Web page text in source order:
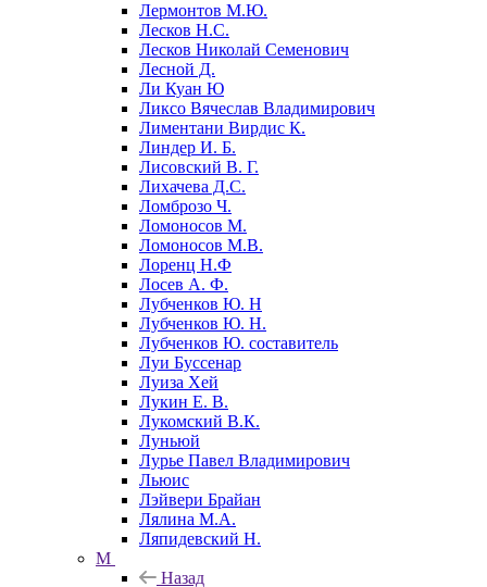
Лермонтов М.Ю.
Лесков Н.С.
Лесков Николай Семенович
Лесной Д.
Ли Куан Ю
Ликсо Вячеслав Владимирович
Лиментани Вирдис К.
Линдер И. Б.
Лисовский В. Г.
Лихачева Д.С.
Ломброзо Ч.
Ломоносов М.
Ломоносов М.В.
Лоренц Н.Ф
Лосев А. Ф.
Лубченков Ю. Н
Лубченков Ю. Н.
Лубченков Ю. составитель
Луи Буссенар
Луиза Хей
Лукин Е. В.
Лукомский В.К.
Луньюй
Лурье Павел Владимирович
Льюис
Лэйвери Брайан
Лялина М.А.
Ляпидевский Н.
М
Назад